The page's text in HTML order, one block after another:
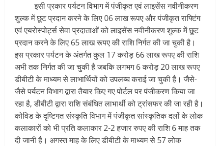
इसी प्रकार पर्यटन विभाग में पंजीकृत एवं लाइसेंस नवीनीकरण
शुल्क में छूट प्रदान करने के लिए 06 लाख रूपए और पंजीकृत राफ्टिंग
एवं एयरोस्पोर्ट्स सेवा प्रदाताओं को लाइसेंस नवीनीकरण शुल्क में छूट
प्रदान करने के लिए 65 लाख रूपए की राशि निर्गत की जा चुकी है।
इस प्रकार पर्यटन के अंतर्गत कुल 17 करोड़ 66 लाख रूपए की राशि
अभी तक निर्गत की जा चुकी है जबकि लगभग 6 करोड़ 20 लाख रूपए
डीबीटी के माध्यम से लाभार्थियों को उपलब्घ कराई जा चुकी है। जैसे-
जैसे पर्यटन विभाग द्वारा तैयार किए गए पोर्टल पर पंजीकरण किया जा
रहा है, डीबीटी द्वारा राशि संबंधित लाभार्थी को ट्रांसफर की जा रही है।
कोविड के दृष्टिगत संस्कृति विभाग में पंजीकृत सांस्कृतिक दलों के लोक
कलाकारों को भी प्रति कलाकार 2-2 हजार रुपए की राशि 6 माह तक
दी जानी है। अगस्त माह के लिए डीबीटी के माध्यम से 57 लोक